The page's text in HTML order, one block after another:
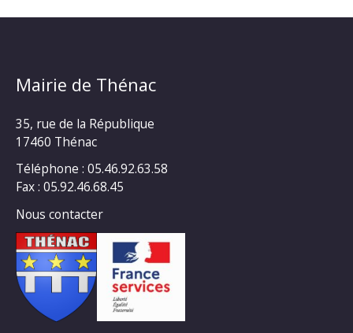
Mairie de Thénac
35, rue de la République
17460 Thénac
Téléphone : 05.46.92.63.58
Fax : 05.92.46.68.45
Nous contacter